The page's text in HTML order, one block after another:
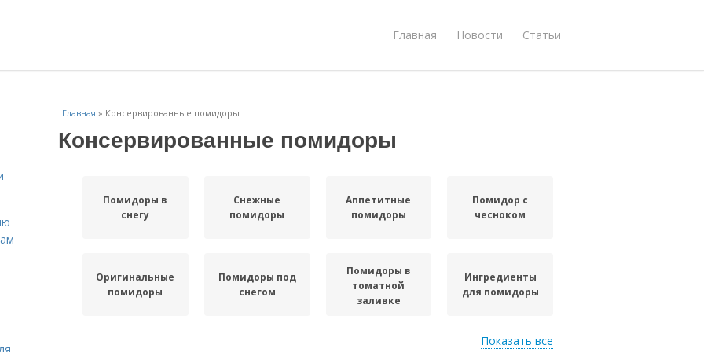
Главная Новости Статьи
Главная » Консервированные помидоры
Консервированные помидоры
Помидоры в
снегу
Снежные
помидоры
Аппетитные
помидоры
Помидор с
чесноком
Оригинальные
помидоры
Помидоры под
снегом
Помидоры в
томатной
заливке
Ингредиенты
для помидоры
Показать все